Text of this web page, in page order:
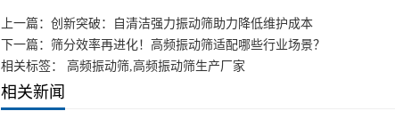
上一篇： 创新突破：自清洁强力振动筛助力降低维护成本
下一篇： 筛分效率再进化！高频振动筛适配哪些行业场景？
相关标签： 高频振动筛,高频振动筛生产厂家
相关新闻